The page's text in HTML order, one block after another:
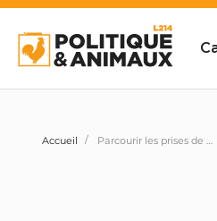
Accueil Parcourir les prises de position des personnalités et partis politiques